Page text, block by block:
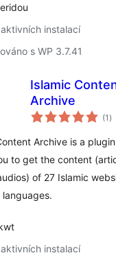
instalací
s WP 3.7.41
Islamic
Archive
(1 )
Archive is a
to get the content
of 27 Islamic
instalací